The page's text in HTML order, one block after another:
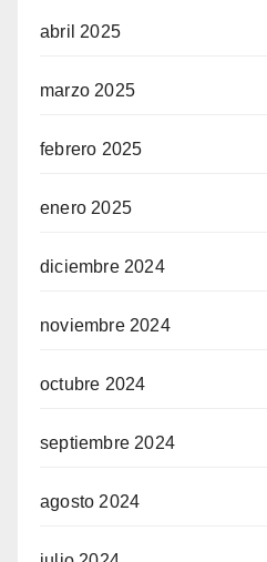
abril 2025
marzo 2025
febrero 2025
enero 2025
diciembre 2024
noviembre 2024
octubre 2024
septiembre 2024
agosto 2024